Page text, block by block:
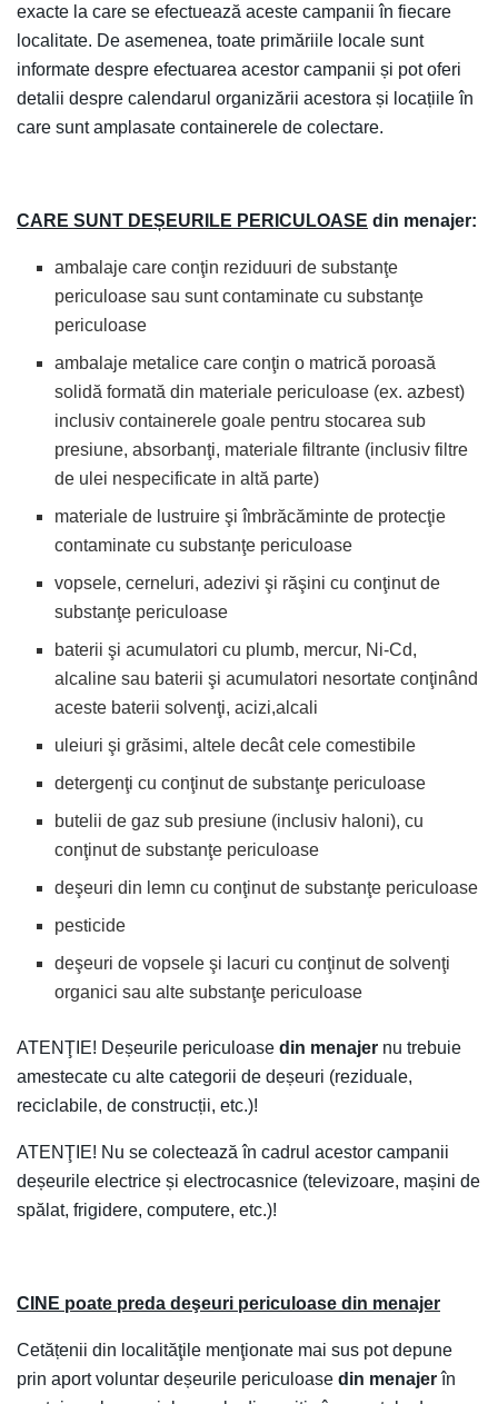
exacte la care se efectuează aceste campanii în fiecare
localitate. De asemenea, toate primăriile locale sunt
informate despre efectuarea acestor campanii și pot oferi
detalii despre calendarul organizării acestora și locațiile în
care sunt amplasate containerele de colectare.
CARE SUNT DEȘEURILE PERICULOASE din menajer:
ambalaje care conţin reziduuri de substanţe
periculoase sau sunt contaminate cu substanţe
periculoase
ambalaje metalice care conţin o matrică poroasă
solidă formată din materiale periculoase (ex. azbest)
inclusiv containerele goale pentru stocarea sub
presiune, absorbanţi, materiale filtrante (inclusiv filtre
de ulei nespecificate in altă parte)
materiale de lustruire şi îmbrăcăminte de protecţie
contaminate cu substanţe periculoase
vopsele, cerneluri, adezivi şi răşini cu conţinut de
substanţe periculoase
baterii şi acumulatori cu plumb, mercur, Ni-Cd,
alcaline sau baterii şi acumulatori nesortate conţinând
aceste baterii solvenţi, acizi,alcali
uleiuri şi grăsimi, altele decât cele comestibile
detergenţi cu conţinut de substanţe periculoase
butelii de gaz sub presiune (inclusiv haloni), cu
conţinut de substanţe periculoase
deşeuri din lemn cu conţinut de substanţe periculoase
pesticide
deşeuri de vopsele şi lacuri cu conţinut de solvenţi
organici sau alte substanţe periculoase
ATENŢIE! Deșeurile periculoase din menajer nu trebuie
amestecate cu alte categorii de deșeuri (reziduale,
reciclabile, de construcții, etc.)!
ATENŢIE! Nu se colectează în cadrul acestor campanii
deșeurile electrice și electrocasnice (televizoare, mașini de
spălat, frigidere, computere, etc.)!
CINE poate preda deşeuri periculoase din menajer
Cetățenii din localităţile menţionate mai sus pot depune
prin aport voluntar deșeurile periculoase din menajerîn